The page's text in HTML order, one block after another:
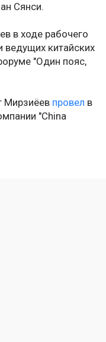
Сянси.
в ходе рабочего
ведущих китайских
"Один пояс,
Мирзиёев провел в
"China